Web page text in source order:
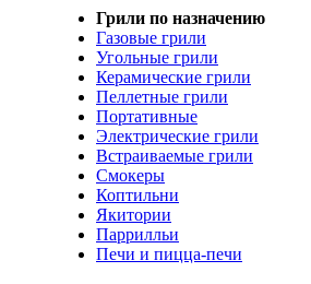
Грили по назначению
Газовые грили
Угольные грили
Керамические грили
Пеллетные грили
Портативные
Электрические грили
Встраиваемые грили
Смокеры
Коптильни
Якитории
Паррилльи
Печи и пицца-печи